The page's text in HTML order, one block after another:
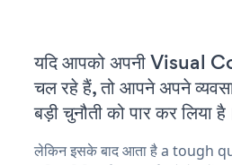
यदि आपको अपनी Visual
चल रहे हैं, तो आपने अपने
बड़ी चुनौती को पार कर लिया
लेकिन इसके बाद आता है a tough